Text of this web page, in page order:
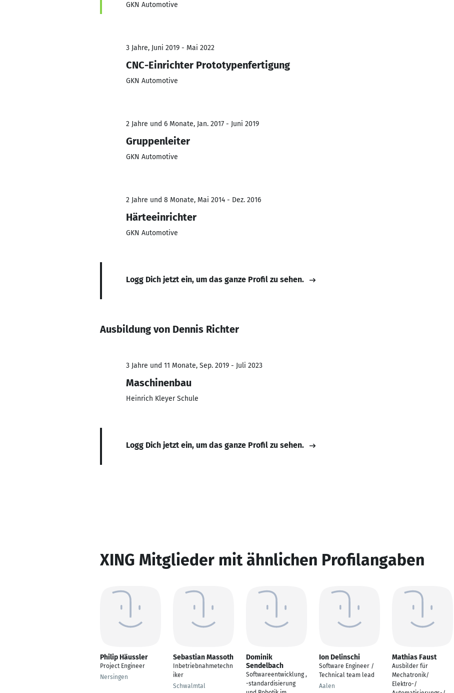
GKN Automotive
3 Jahre, Juni 2019 - Mai 2022
CNC-Einrichter Prototypenfertigung
GKN Automotive
2 Jahre und 6 Monate, Jan. 2017 - Juni 2019
Gruppenleiter
GKN Automotive
2 Jahre und 8 Monate, Mai 2014 - Dez. 2016
Härteeinrichter
GKN Automotive
Logg Dich jetzt ein, um das ganze Profil zu sehen.
Ausbildung von Dennis Richter
3 Jahre und 11 Monate, Sep. 2019 - Juli 2023
Maschinenbau
Heinrich Kleyer Schule
Logg Dich jetzt ein, um das ganze Profil zu sehen.
XING Mitglieder mit ähnlichen Profilangaben
Philip Häussler
Project Engineer
Nersingen
Sebastian Massoth
Inbetriebnahmetechn
iker
Schwalmtal
Dominik
Sendelbach
Softwareentwicklung ,
-standardisierung
Ion Delinschi
Software Engineer /
Technical team lead
Aalen
Mathias Faust
Ausbilder für
Mechatronik/
Elektro-/